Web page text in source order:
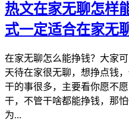
热文在家无聊怎样
式一定适合在家无
在家无聊怎么能挣钱？大家
天待在家很无聊，想挣点钱
干的事很多，主要看你愿不
干，不管干啥都能挣钱，那
为...